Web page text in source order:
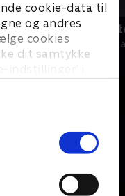
cookie-data til
og andres
cookies
dit samtykke
indstillinger’ i
Nyheder &